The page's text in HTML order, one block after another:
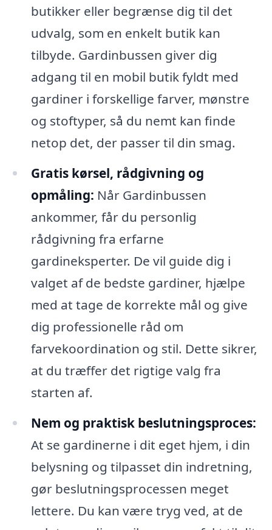
butikker eller begrænse dig til det
udvalg, som en enkelt butik kan
tilbyde. Gardinbussen giver dig
adgang til en mobil butik fyldt med
gardiner i forskellige farver, mønstre
og stoftyper, så du nemt kan finde
netop det, der passer til din smag.
Gratis kørsel, rådgivning og
opmåling: Når Gardinbussen
ankommer, får du personlig
rådgivning fra erfarne
gardineksperter. De vil guide dig i
valget af de bedste gardiner, hjælpe
med at tage de korrekte mål og give
dig professionelle råd om
farvekoordination og stil. Dette sikrer,
at du træffer det rigtige valg fra
starten af.
Nem og praktisk beslutningsproces:
At se gardinerne i dit eget hjem, i din
belysning og tilpasset din indretning,
gør beslutningsprocessen meget
lettere. Du kan være tryg ved, at de